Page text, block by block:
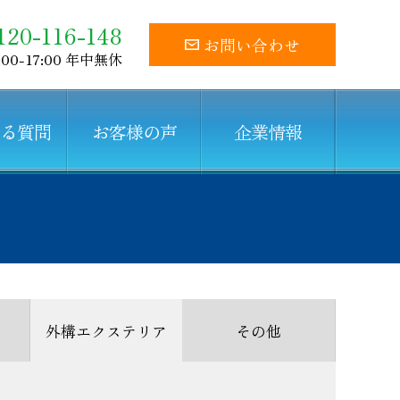
116-148
17:00 年中無休
お問い合わせ
質問 お客様の声 企業情報
外構エクステリア その他